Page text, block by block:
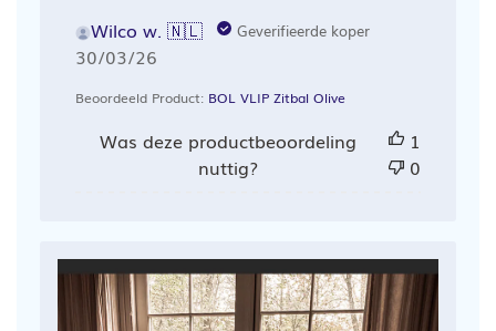
Wilco w. 🇳🇱
Geverifieerde koper
Publicatiedatum
30/03/26
Beoordeeld Product: BOL VLIP Zitbal Olive
Was deze productbeoordeling
nuttig?
1
0